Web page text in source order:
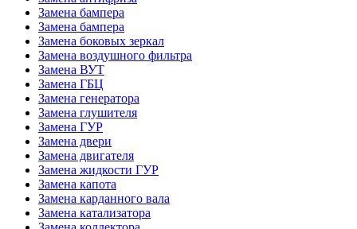
Замена бампера
Замена бампера
Замена боковых зеркал
Замена воздушного фильтра
Замена ВУТ
Замена ГБЦ
Замена генератора
Замена глушителя
Замена ГУР
Замена двери
Замена двигателя
Замена жидкости ГУР
Замена капота
Замена карданного вала
Замена катализатора